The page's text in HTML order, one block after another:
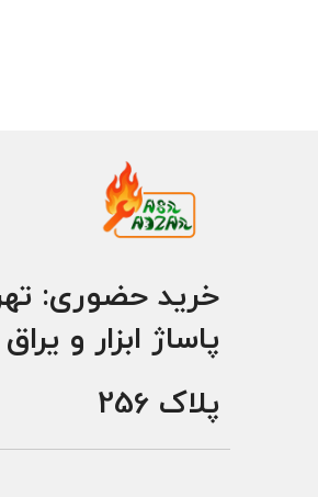
خرید حضوری:
پاساژ ابزار و
پلاک 256